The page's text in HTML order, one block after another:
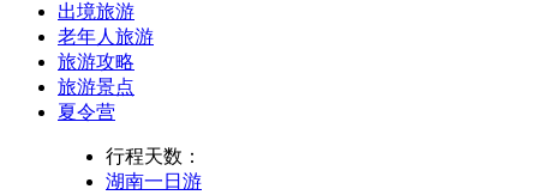
出境旅游
老年人旅游
旅游攻略
旅游景点
夏令营
行程天数：
湖南一日游